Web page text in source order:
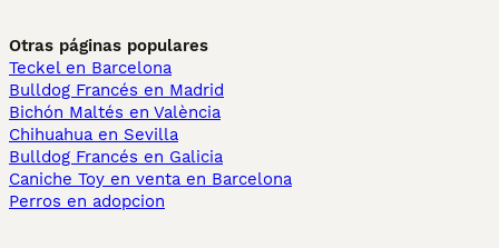
Otras páginas populares
Teckel en Barcelona
Bulldog Francés en Madrid
Bichón Maltés en València
Chihuahua en Sevilla
Bulldog Francés en Galicia
Caniche Toy en venta en Barcelona
Perros en adopcion